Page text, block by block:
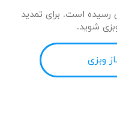
است. برای تمدید
شوید.
وبزی